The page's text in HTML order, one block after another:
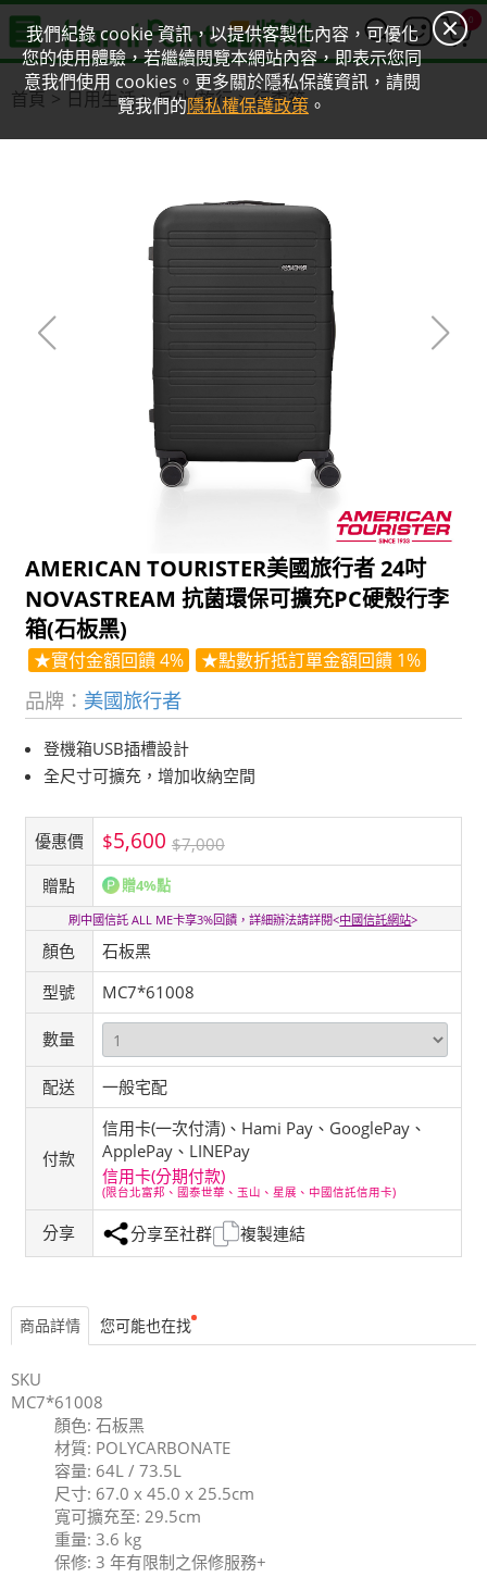
我們紀錄 cookie 資訊，以提供客製化內容，可優化
您的使用體驗，若繼續閱覽本網站內容，即表示您同
意我們使用 cookies。更多關於隱私保護資訊，請閱
覽我們的隱私權保護政策 。
0
首頁 日用生活 戶外/旅行 行李箱
AMERICAN TOURISTER美國旅行者 24吋
NOVASTREAM 抗菌環保可擴充PC硬殼行李
箱(石板黑)
★實付金額回饋 4% ★點數折抵訂單金額回饋 1%
品牌： 美國旅行者
登機箱USB插槽設計
全尺寸可擴充，增加收納空間
優惠價 $5,600 $7,000
贈點
贈4%點
刷中國信託 ALL ME卡享3%回饋，詳細辦法請詳閱<中國信託網站>
顏色
石板黑
型號
MC7*61008
數量
配送 一般宅配
付款
信用卡(一次付清)、Hami Pay、GooglePay、
ApplePay、LINEPay
信用卡(分期付款)
(限台北富邦、國泰世華、玉山、星展、中國信託信用卡)
分享 分享至社群 複製連結
商品詳情 您可能也在找
SKU
MC7*61008
顏色: 石板黑
材質: POLYCARBONATE
容量: 64L / 73.5L
尺寸: 67.0 x 45.0 x 25.5cm
寬可擴充至: 29.5cm
重量: 3.6 kg
保修: 3 年有限制之保修服務+